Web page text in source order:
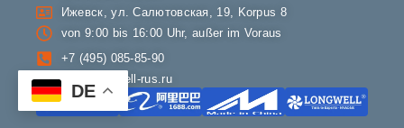
Ижевск, ул. Салютовская, 19, Korpus 8
von 9:00 bis 16:00 Uhr, außer im Voraus
+7 (495) 085-85-90
info@longwell-rus.ru
DE